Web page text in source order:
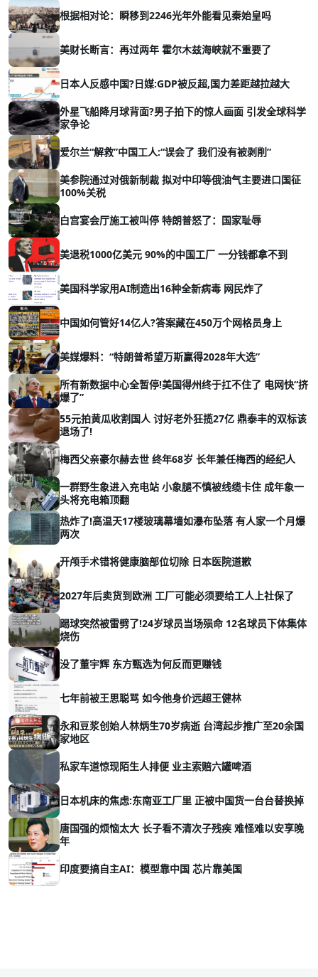
根据相对论：瞬移到2246光年外能看见秦始皇吗
美财长断言：再过两年 霍尔木兹海峡就不重要了
日本人反感中国?日媒:GDP被反超,国力差距越拉越大
外星飞船降月球背面?男子拍下的惊人画面 引发全球科学
家争论
爱尔兰“解救”中国工人:“误会了 我们没有被剥削”
美参院通过对俄新制裁 拟对中印等俄油气主要进口国征
100%关税
白宫宴会厅施工被叫停 特朗普怒了：国家耻辱
美退税1000亿美元 90%的中国工厂 一分钱都拿不到
美国科学家用AI制造出16种全新病毒 网民炸了
中国如何管好14亿人?答案藏在450万个网格员身上
美媒爆料：“特朗普希望万斯赢得2028年大选”
所有新数据中心全暂停!美国得州终于扛不住了 电网快“挤
爆了”
55元拍黄瓜收割国人 讨好老外狂揽27亿 鼎泰丰的双标该
退场了!
梅西父亲豪尔赫去世 终年68岁 长年兼任梅西的经纪人
一群野生象进入充电站 小象腿不慎被线缆卡住 成年象一
头将充电箱顶翻
热炸了!高温天17楼玻璃幕墙如瀑布坠落 有人家一个月爆
两次
开颅手术错将健康脑部位切除 日本医院道歉
2027年后卖货到欧洲 工厂可能必须要给工人上社保了
踢球突然被雷劈了!24岁球员当场殒命 12名球员下体集体
烧伤
没了董宇辉 东方甄选为何反而更赚钱
七年前被王思聪骂 如今他身价远超王健林
永和豆浆创始人林炳生70岁病逝 台湾起步推广至20余国
家地区
私家车道惊现陌生人排便 业主索赔六罐啤酒
日本机床的焦虑:东南亚工厂里 正被中国货一台台替换掉
唐国强的烦恼太大 长子看不清次子残疾 难怪难以安享晚
年
印度要搞自主AI：模型靠中国 芯片靠美国